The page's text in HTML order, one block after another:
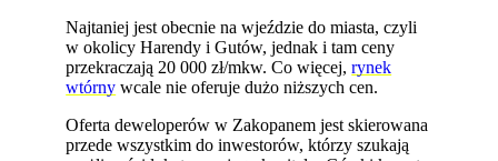
Najtaniej jest obecnie na wjeździe do miasta, czyli
w okolicy Harendy i Gutów, jednak i tam ceny
przekraczają 20 000 zł/mkw. Co więcej,rynek
wtórny wcale nie oferuje dużo niższych cen.
Oferta deweloperów w Zakopanem jest skierowana
przede wszystkim do inwestorów, którzy szukają